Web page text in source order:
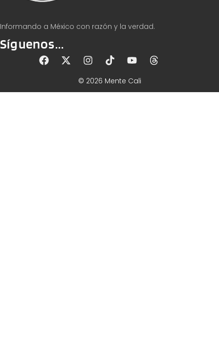
Informando a México con razón y la verdad.
Síguenos...
© 2026 Mente Cali